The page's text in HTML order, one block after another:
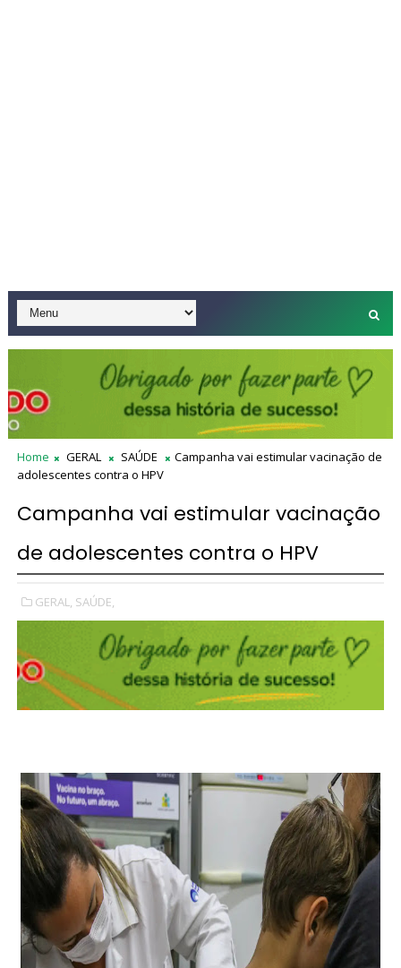
Home GERAL SAÚDE
Campanha vai estimular vacinação de
adolescentes contra o HPV
Campanha vai estimular vacinação
de adolescentes contra o HPV
GERAL, SAÚDE,